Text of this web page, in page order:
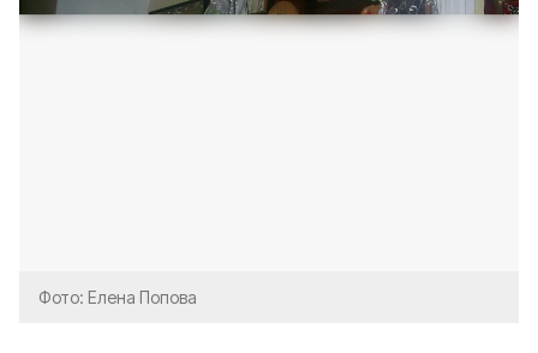
Фото: Елена Попова